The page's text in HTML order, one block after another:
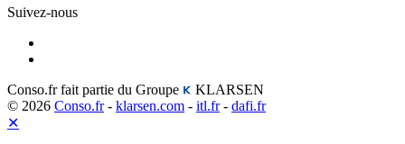
Suivez-nous
Conso.fr fait partie du Groupe
KLARSEN
© 2026 Conso.fr- klarsen.com - itl.fr- dafi.fr
✕